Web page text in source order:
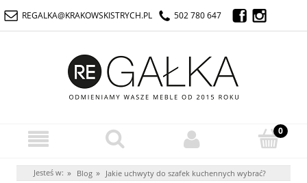
REGALKA@KRAKOWSKISTRYCH.PL 502 780 647
Jesteś w: » Blog » Jakie uchwyty do szafek kuchennych wybrać?